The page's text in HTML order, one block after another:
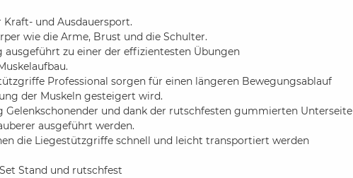
Kraft- und Ausdauersport.
wie die Arme, Brust und die Schulter.
ausgeführt zu einer der effizientesten Übungen
Professional sorgen für einen längeren Bewegungsablauf
der Muskeln gesteigert wird.
Gelenkschonender und dank der rutschfesten gummierten Unterseite
ausgeführt werden.
die Liegestützgriffe schnell und leicht transportiert werden
Stand und rutschfest